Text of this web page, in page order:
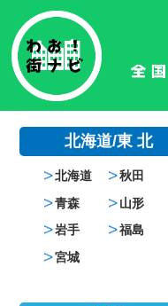
北海道/東 北
北海道
秋田
青森
山形
岩手
福島
宮城